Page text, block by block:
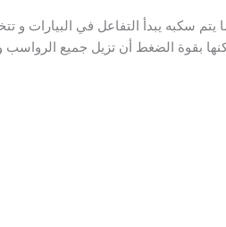
سكبه يبدأ التفاعل في البيارات و
بقوة الضغط أن تزيل جميع الرواسب